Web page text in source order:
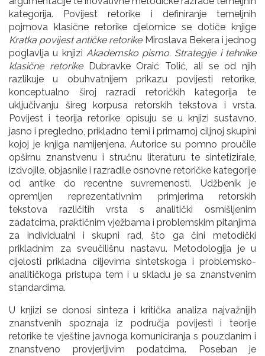
kategorija. Povijest retorike i definiranje temeljnih
pojmova klasične retorike djelomice se dotiče knjige
Kratka povijest antičke retorikeMiroslava Bekera i jednog
poglavlja u knjizi Akademsko pismo. Strategije i tehnike
klasične retorikeDubravke Oraić Tolić, ali se od njih
razlikuje u obuhvatnijem prikazu povijesti retorike,
konceptualno široj razradi retoričkih kategorija te
uključivanju šireg korpusa retorskih tekstova i vrsta.
Povijest i teorija retorike opisuju se u knjizi sustavno,
jasno i pregledno, prikladno temi i primarnoj ciljnoj skupini
kojoj je knjiga namijenjena. Autorice su pomno proučile
opširnu znanstvenu i stručnu literaturu te sintetizirale,
izdvojile, objasnile i razradile osnovne retoričke kategorije
od antike do recentne suvremenosti. Udžbenik je
opremljen reprezentativnim primjerima retorskih
tekstova različitih vrsta s analitički osmišljenim
zadatcima, praktičnim vježbama i problemskim pitanjima
za individualni i skupni rad, što ga čini metodički
prikladnim za sveučilišnu nastavu. Metodologija je u
cijelosti prikladna ciljevima sintetskoga i problemsko-
analitičkoga pristupa tem i u skladu je sa znanstvenim
standardima.
U knjizi se donosi sinteza i kritička analiza najvažnijih
znanstvenih spoznaja iz područja povijesti i teorije
retorike te vještine javnoga komuniciranja s pouzdanim i
znanstveno provjerljivim podatcima. Poseban je